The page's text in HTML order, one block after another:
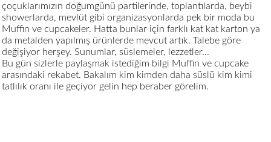
çoçuklarımızın doğumgünü partilerinde, toplantılarda, beybi
showerlarda, mevlüt gibi organizasyonlarda pek bir moda bu
Muffin ve cupcakeler. Hatta bunlar için farklı kat kat karton ya
da metalden yapılmış ürünlerde mevcut artık. Talebe göre
değişiyor herşey. Sunumlar, süslemeler, lezzetler...
Bu gün sizlerle paylaşmak istediğim bilgi Muffin ve cupcake
arasındaki rekabet. Bakalım kim kimden daha süslü kim kimi
tatlılık oranı ile geçiyor gelin hep beraber görelim.